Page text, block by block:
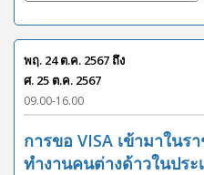
พฤ. 24 ต.ค. 2567 ถึง
ศ. 25 ต.ค. 2567
09.00-16.00
การขอ VISA เข้ามาใน
ทำงานคนต่างด้าวในปร